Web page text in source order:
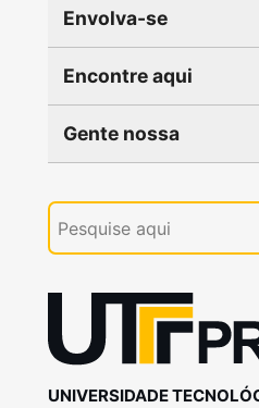
Envolva-se
Encontre aqui
Gente nossa
UNIVERSIDADE